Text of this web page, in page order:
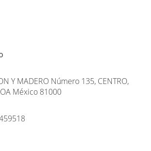
Y MADERO Número 135, CENTRO,
México 81000